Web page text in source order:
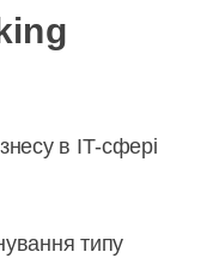
в ІТ-сфері
типу